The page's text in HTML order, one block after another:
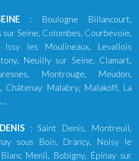
: Boulogne Billancourt,
Seine, Colombes, Courbevoie,
Issy les Moulineaux, Levallois
Neuilly sur Seine, Clamart,
Montrouge, Meudon,
Châtenay Malabry, Malakoff, La
: Saint Denis, Montreuil,
sous Bois, Drancy, Noisy le
Menil, Bobigny, Épinay sur